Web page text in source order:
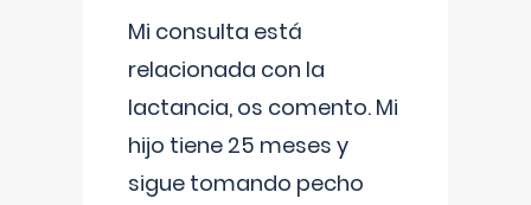
Mi consulta está
relacionada con la
lactancia, os comento. Mi
hijo tiene 25 meses y
sigue tomando pecho